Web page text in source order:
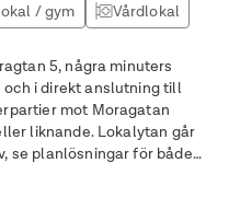
/ gym
Vårdlokal
5, några minuters
i direkt anslutning till
Lokalytan går
se planlösningar för både